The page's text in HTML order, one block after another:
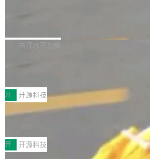
个主 agent 循环，外加一组后台 agent。这
库，并将作为transport接入Mooncake TENT
MPComm将作为一种传输引擎接入
ENT，实现零拷贝传输性能提升30%、非零拷
传输性能最高提升5倍。UCL-MPComm底层
于自研UCL-Engine通信引擎，后续腾讯网平
持续开源更多基于UCL-Engine的高性能通信
件。 腾讯网平团队在UCL-MPComm中实现
白开水不加糖
型案例入选名单》，深信服“面向企业研发场
开源 AI 编程平台 CoStrict 应用”凭借卓越的
创新与落地成效成功入选。 全链路私有化部
助力企业AI研发安全落地 当前，越来越多企
经开始引入 AI Coding 工具，通过调用公有
型或企业内部部署模型提升研发效率。但随
开 开源科技
深信服AI算力网关入选工信部人工智能
前不久，工业和信息化部正式发布《2025年
智能应用典型案例名单》，集中展示人工智
各领域的应用成果，覆盖技术底座、行业赋
开 开源科技